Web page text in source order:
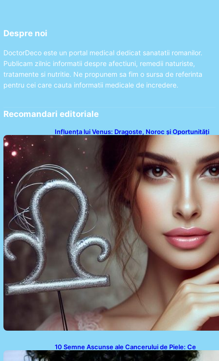
Despre noi
DoctorDeco este un portal medical dedicat sanatatii romanilor.
Publicam zilnic informatii despre afectiuni, remedii naturiste,
tratamente si nutritie. Ne propunem sa fim o sursa de referinta
pentru cei care cauta informatii medicale de incredere.
Recomandari editoriale
Influența lui Venus: Dragoste, Noroc și Oportunități
pentru Tauri și Balanțe în Weekendul 8-9 August
10 Semne Ascunse ale Cancerului de Piele: Ce
Trebuie să Știm pentru a Ne Proteja